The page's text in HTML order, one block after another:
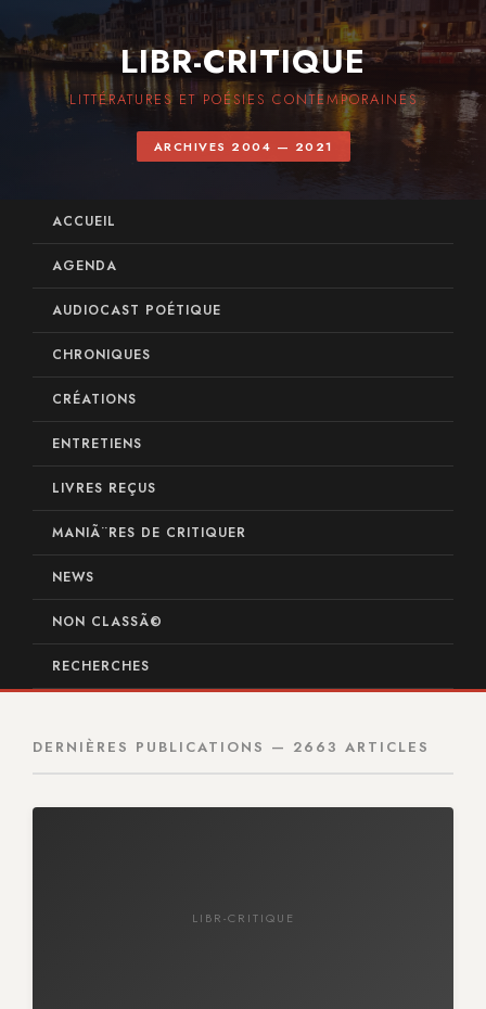
LIBR-CRITIQUE
LITTÉRATURES ET POÉSIES CONTEMPORAINES
ARCHIVES 2004 — 2021
ACCUEIL
AGENDA
AUDIOCAST POÉTIQUE
CHRONIQUES
CRÉATIONS
ENTRETIENS
LIVRES REÇUS
MANIÃ¨RES DE CRITIQUER
NEWS
NON CLASSÃ©
RECHERCHES
DERNIÈRES PUBLICATIONS — 2663 ARTICLES
LIBR-CRITIQUE